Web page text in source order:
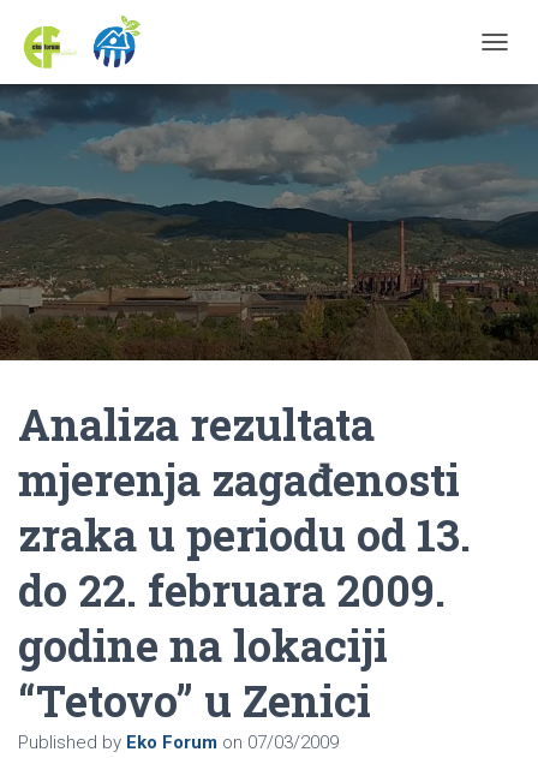
Analiza rezultata
mjerenja zagađenosti
zraka u periodu od 13.
do 22. februara 2009.
godine na lokaciji
“Tetovo” u Zenici
Published by Eko Forum on 07/03/2009